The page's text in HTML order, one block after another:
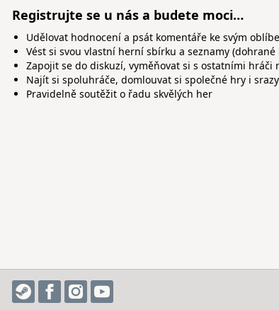
Registrujte se u nás a budete moci…
Udělovat hodnocení a psát komentáře ke svým
Vést si svou vlastní herní sbírku a seznamy
Zapojit se do diskuzí, vyměňovat si s ostatními hráči
Najít si spoluhráče, domlouvat si společné hry i srazy
Pravidelně soutěžit o řadu skvělých her